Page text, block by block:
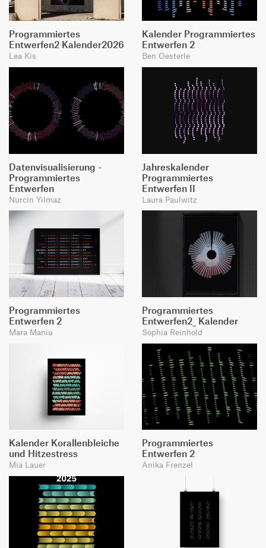
Programmiertes
Entwerfen2 Kalender2026
Lea Kis
Kalender Programmiertes
Entwerfen 2
Ben Oesterle
Datenvisualisierung -
Programmiertes
Entwerfen
Nurcin Yilmaz
Jahreskalender
Programmiertes
Entwerfen II
Laura Paulwitz
Programmiertes
Entwerfen 2
Mara Maniu
Programmiertes
Entwerfen2_ Kalender
Sophia Reinhold
Kalender Korallenbleiche
und Hitzestress
Mia Lauer
Programmiertes
Entwerfen 2
Anika Frenzel